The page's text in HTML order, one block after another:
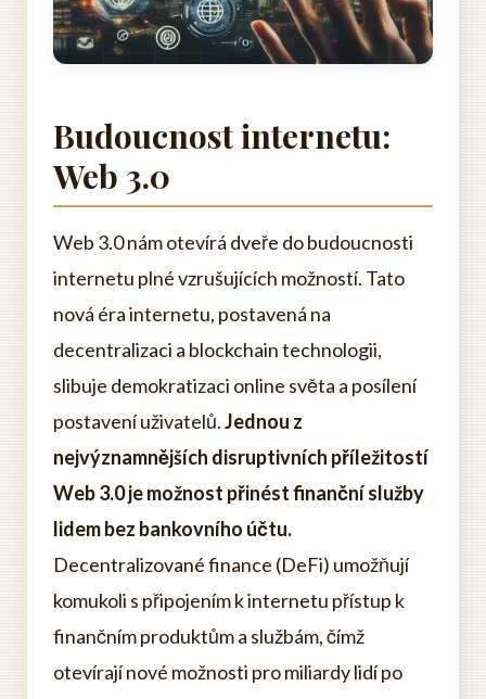
Budoucnost internetu:
Web 3.0
Web 3.0 nám otevírá dveře do budoucnosti
internetu plné vzrušujících možností. Tato
nová éra internetu, postavená na
decentralizaci a blockchain technologii,
slibuje demokratizaci online světa a posílení
postavení uživatelů.Jednou z
nejvýznamnějších disruptivních příležitostí
Web 3.0 je možnost přinést finanční služby
lidem bez bankovního účtu.
Decentralizované finance (DeFi) umožňují
komukoli s připojením k internetu přístup k
finančním produktům a službám, čímž
otevírají nové možnosti pro miliardy lidí po